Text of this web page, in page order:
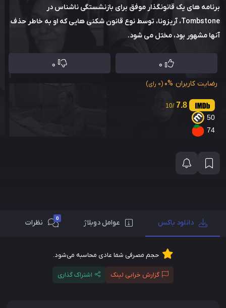
برنامه های یک قانونگذار موفق برای بازنشستگی ناشناس در
Tombstone، آریزونا، توسط نوع قانون شکنی هایی که او به خاطر حذف
آنها مشهور بود، مختل می شود.
0
0
رضایت کاربران 0% (0 رای)
7.8
/10
50
74
دانلود باکس عوامل دوبلاژ 0 نظرات
حجم مصرفی شما عادی محاسبه می‌شود.
گزارش خرابی لینک اشتراک گذاری